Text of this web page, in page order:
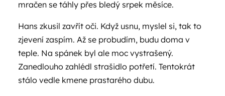
mračen se táhly přes bledý srpek měsíce.
Hans zkusil zavřít oči. Když usnu, myslel si, tak to
zjevení zaspím. Až se probudím, budu doma v
teple. Na spánek byl ale moc vystrašený.
Zanedlouho zahlédl strašidlo potřetí. Tentokrát
stálo vedle kmene prastarého dubu.